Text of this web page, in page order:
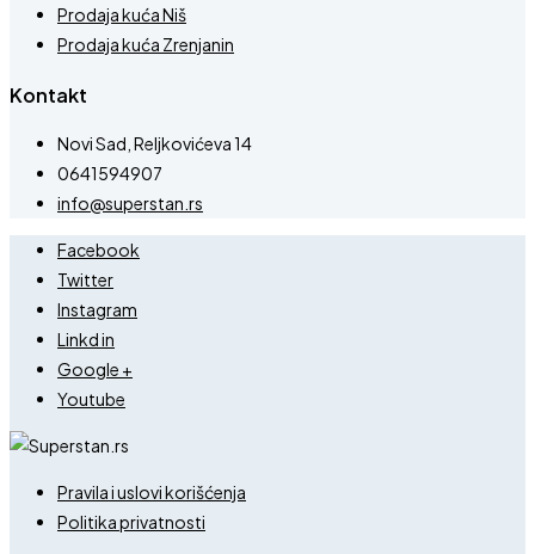
Prodaja kuća Niš
Prodaja kuća Zrenjanin
Kontakt
Novi Sad, Reljkovićeva 14
0641594907
info@superstan.rs
Facebook
Twitter
Instagram
Linkd in
Google +
Youtube
Pravila i uslovi korišćenja
Politika privatnosti